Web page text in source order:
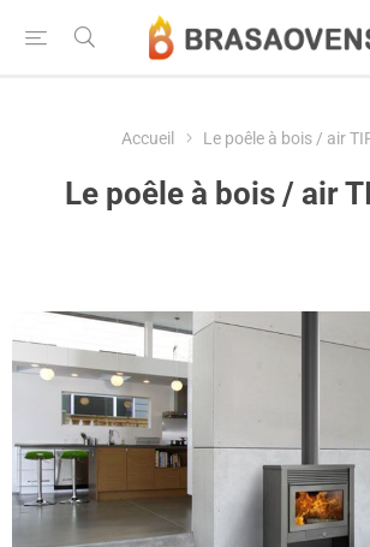
Accueil Le poêle à bois / air
Le poêle à bois / air